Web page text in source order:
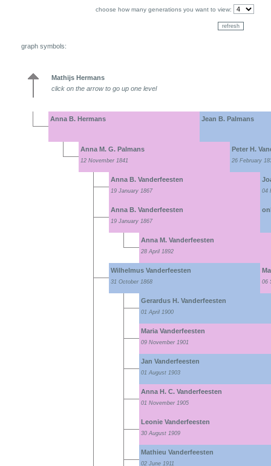
choose how many generations you want to view:
graph symbols:
Mathijs Hermans
click on the arrow to go up one level
Anna B. Hermans Jean B. Palmans
Anna M. G. Palmans
12 November 1841
Peter H.
26 February
Anna B. Vanderfeesten
19 January 1867 04
Anna B. Vanderfeesten
19 January 1867
Anna M. Vanderfeesten
28 April 1892
Wilhelmus Vanderfeesten
31 October 1868 06
Gerardus H. Vanderfeesten
01 April 1900
Maria Vanderfeesten
09 November 1901
Jan Vanderfeesten
01 August 1903
Anna H. C. Vanderfeesten
01 November 1905
Leonie Vanderfeesten
30 August 1909
Mathieu Vanderfeesten
02 June 1911